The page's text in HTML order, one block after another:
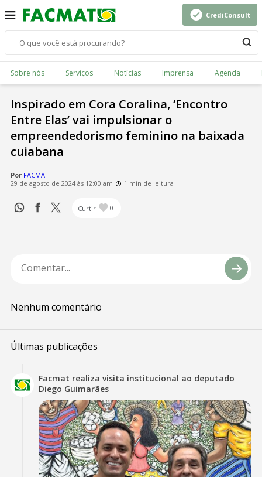
CrediConsult
Sobre nós Serviços Notícias Imprensa Agenda
Inspirado em Cora Coralina, ‘Encontro
Entre Elas’ vai impulsionar o
empreendedorismo feminino na baixada
cuiabana
Por FACMAT
29 de agosto de 2024 às 12:00 am
1 min de leitura
Curtir 0
Nenhum comentário
Últimas publicações
Facmat realiza visita institucional ao deputado
Diego Guimarães